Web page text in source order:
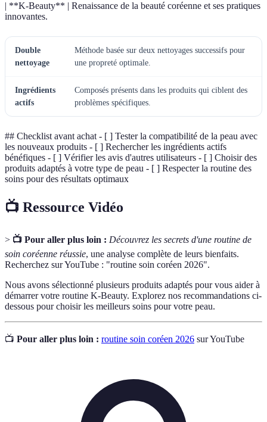
| **K-Beauty** | Renaissance de la beauté coréenne et ses pratiques
innovantes.
Double
nettoyage
Méthode basée sur deux nettoyages successifs pour
une propreté optimale.
Ingrédients
actifs
Composés présents dans les produits qui ciblent des
problèmes spécifiques.
## Checklist avant achat - [ ] Tester la compatibilité de la peau avec
les nouveaux produits - [ ] Rechercher les ingrédients actifs
bénéfiques - [ ] Vérifier les avis d'autres utilisateurs - [ ] Choisir des
produits adaptés à votre type de peau - [ ] Respecter la routine des
soins pour des résultats optimaux
📺 Ressource Vidéo
> 📺 Pour aller plus loin : Découvrez les secrets d'une routine de
soin coréenne réussie, une analyse complète de leurs bienfaits.
Recherchez sur YouTube : "routine soin coréen 2026".
Nous avons sélectionné plusieurs produits adaptés pour vous aider à
démarrer votre routine K-Beauty. Explorez nos recommandations ci-
dessous pour choisir les meilleurs soins pour votre peau.
📺 Pour aller plus loin : routine soin coréen 2026 sur YouTube